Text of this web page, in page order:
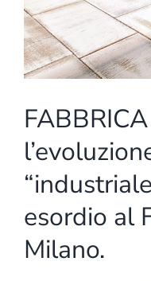
esordio al
Milano.